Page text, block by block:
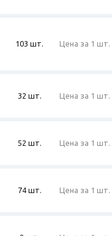
103 шт. Цена за 1 шт.
32 шт. Цена за 1 шт.
52 шт. Цена за 1 шт.
74 шт. Цена за 1 шт.